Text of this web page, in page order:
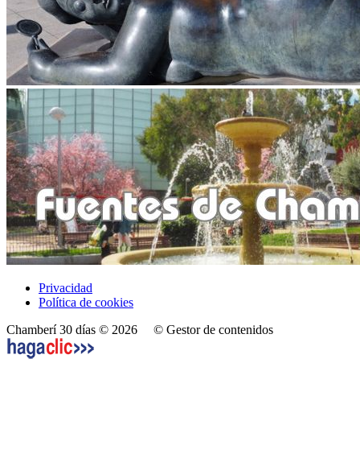
Privacidad
Política de cookies
Chamberí 30 días © 2026 © Gestor de contenidos